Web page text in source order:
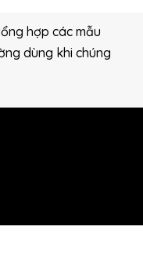
hợp các mẫu
dùng khi chúng